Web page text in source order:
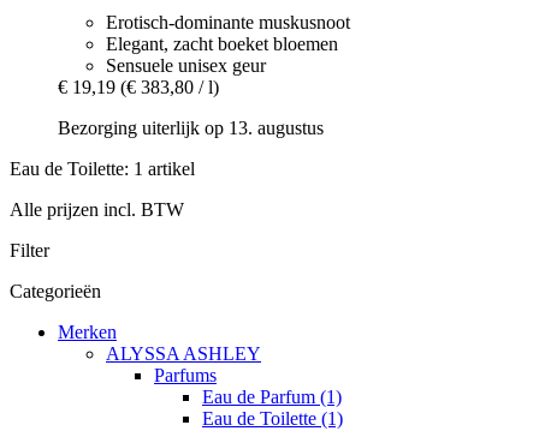
Erotisch-dominante muskusnoot
Elegant, zacht boeket bloemen
Sensuele unisex geur
€ 19,19 (€ 383,80 / l)
Bezorging uiterlijk op 13. augustus
Eau de Toilette: 1 artikel
Alle prijzen incl. BTW
Filter
Categorieën
Merken
ALYSSA ASHLEY
Parfums
Eau de Parfum (1)
Eau de Toilette (1)